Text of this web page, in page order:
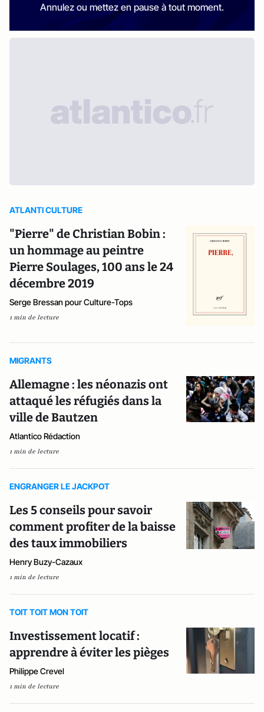
Annulez ou mettez en pause à tout moment.
ATLANTI CULTURE
"Pierre" de Christian Bobin :
un hommage au peintre
Pierre Soulages, 100 ans le 24
décembre 2019
Serge Bressan pour Culture-Tops
1 min de lecture
MIGRANTS
Allemagne : les néonazis ont
attaqué les réfugiés dans la
ville de Bautzen
Atlantico Rédaction
1 min de lecture
ENGRANGER LE JACKPOT
Les 5 conseils pour savoir
comment profiter de la baisse
des taux immobiliers
Henry Buzy-Cazaux
1 min de lecture
TOIT TOIT MON TOIT
Investissement locatif :
apprendre à éviter les pièges
Philippe Crevel
1 min de lecture